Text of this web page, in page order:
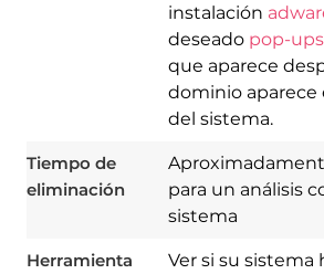
instalación
deseado pop-ups
que aparece
dominio aparece
del sistema.
Tiempo de
eliminación
para un análisis
sistema
Herramienta
Ver si su sistema
Download
Spy Hunter